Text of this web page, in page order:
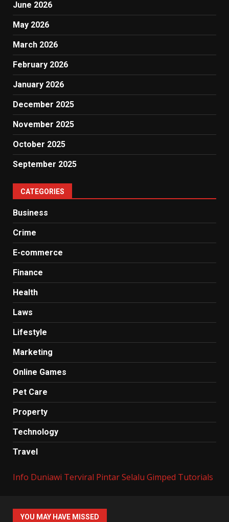
June 2026
May 2026
March 2026
February 2026
January 2026
December 2025
November 2025
October 2025
September 2025
CATEGORIES
Business
Crime
E-commerce
Finance
Health
Laws
Lifestyle
Marketing
Online Games
Pet Care
Property
Technology
Travel
Info Duniawi Terviral Pintar Selalu Gimped Tutorials
YOU MAY HAVE MISSED